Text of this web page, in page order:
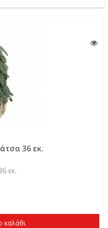
36 εκ.
εκ.
καλάθι